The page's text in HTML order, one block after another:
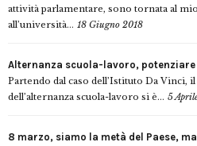
attività parlamentare, sono tornata al
all’università... 18 Giugno 2018
Alternanza scuola-lavoro,
Partendo dal caso dell’Istituto Da Vinci,
dell’alternanza scuola-lavoro si è... 5
8 marzo, siamo la metà del Paese,